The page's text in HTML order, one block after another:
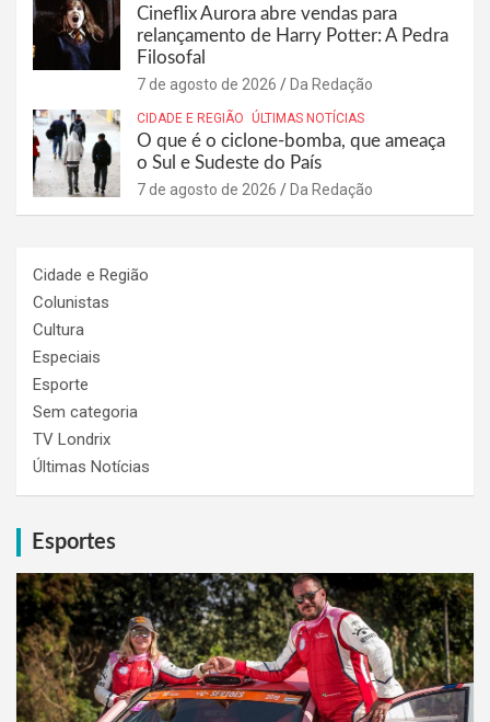
Cineflix Aurora abre vendas para
relançamento de Harry Potter: A Pedra
Filosofal
7 de agosto de 2026 Da Redação
CIDADE E REGIÃO ÚLTIMAS NOTÍCIAS
O que é o ciclone-bomba, que ameaça
o Sul e Sudeste do País
7 de agosto de 2026 Da Redação
Cidade e Região
Colunistas
Cultura
Especiais
Esporte
Sem categoria
TV Londrix
Últimas Notícias
Esportes